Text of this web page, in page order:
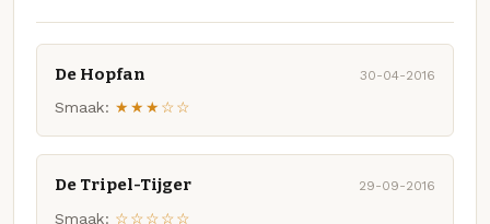
De Hopfan 30-04-2016
Smaak: ★★★☆☆
De Tripel-Tijger 29-09-2016
Smaak: ☆☆☆☆☆